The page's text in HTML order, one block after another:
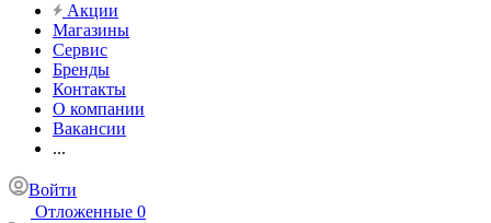
Акции
Магазины
Сервис
Бренды
Контакты
О компании
Вакансии
...
Войти
Отложенные 0